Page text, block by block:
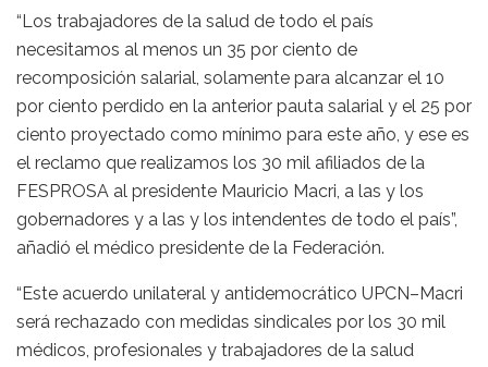
“Los trabajadores de la salud de todo el país
necesitamos al menos un 35 por ciento de
recomposición salarial, solamente para alcanzar el 10
por ciento perdido en la anterior pauta salarial y el 25 por
ciento proyectado como mínimo para este año, y ese es
el reclamo que realizamos los 30 mil afiliados de la
FESPROSA al presidente Mauricio Macri, a las y los
gobernadores y a las y los intendentes de todo el país”,
añadió el médico presidente de la Federación.
“Este acuerdo unilateral y antidemocrático UPCN–Macri
será rechazado con medidas sindicales por los 30 mil
médicos, profesionales y trabajadores de la salud